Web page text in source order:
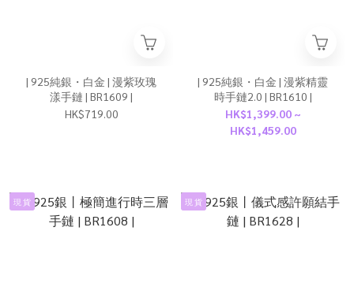
| 925純銀・白金 | 漫紫玫瑰
漾手鏈 | BR1609 |
HK$719.00
| 925純銀・白金 | 漫紫精靈
時手鏈2.0 | BR1610 |
HK$1,399.00 ~
HK$1,459.00
現 貨 現 貨